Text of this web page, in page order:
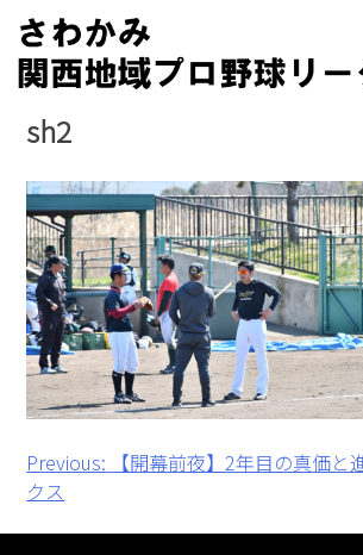
Skip
content
sh2
投
稿
Previous:
【開幕前夜】2年目の真価
クス